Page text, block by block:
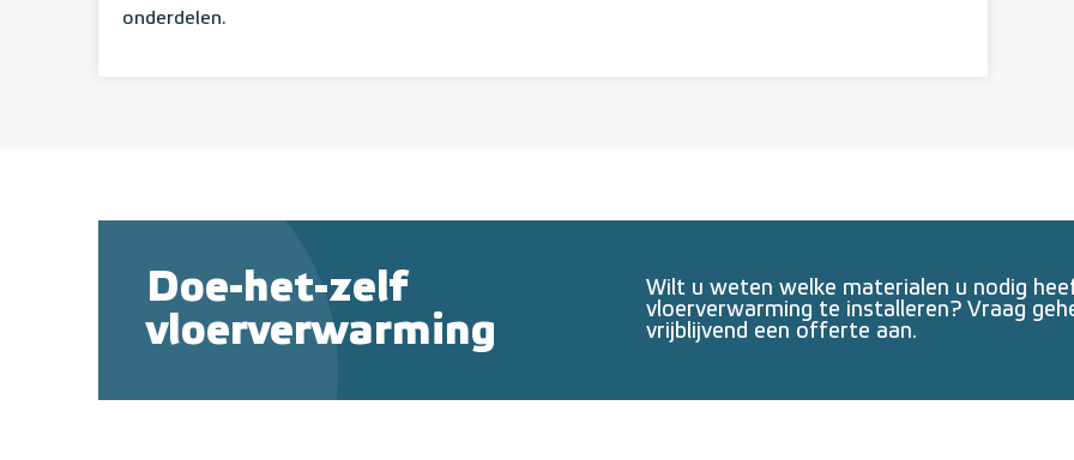
onderdelen.
Doe-het-zelf
vloerverwarming
Wilt u weten welke materialen u nodig
vloerverwarming te installeren? Vraag
vrijblijvend een offerte aan.